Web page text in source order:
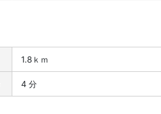
1.8ｋｍ
4 分